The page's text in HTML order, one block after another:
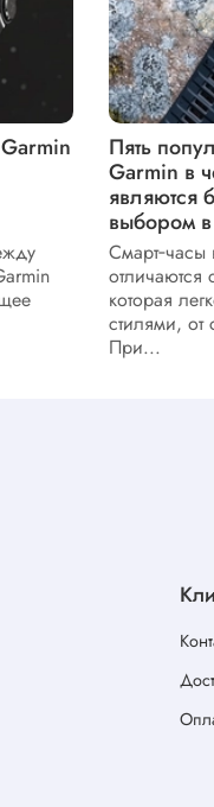
Пять
Garmin в
являются
выбором
Смарт‑часы
отличаются
которая
стилями, от
При...